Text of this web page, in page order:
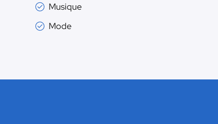
Musique
Mode